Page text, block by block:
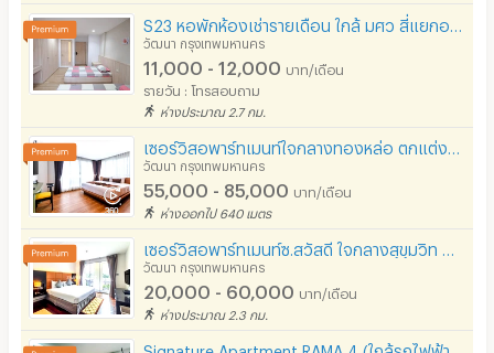
วัฒนา กรุงเทพมหานคร
11,000 - 12,000 บาท/เดือน
รายวัน : โทรสอบถาม
ห่างประมาณ 2.7 กม.
วัฒนา กรุงเทพมหานคร
55,000 - 85,000 บาท/เดือน
ห่างออกไป 640 เมตร
วัฒนา กรุงเทพมหานคร
20,000 - 60,000 บาท/เดือน
ห่างประมาณ 2.3 กม.